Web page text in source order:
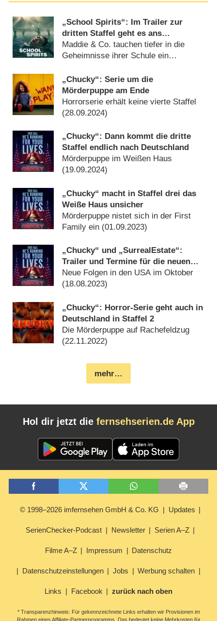
„School Spirits“: Im Trailer zur
dritten Staffel geht es ans
Eingemachte
Maddie & Co. tauchen tiefer in die
Geheimnisse ihrer Schule ein
„Chucky“: Serie um die
Mörderpuppe am Ende
Horrorserie erhält keine vierte Staffel
(28.09.2024)
„Chucky“: Dann kommt die dritte
Staffel endlich nach Deutschland
Mörderpuppe im Weißen Haus
(19.09.2024)
„Chucky“ macht in Staffel drei das
Weiße Haus unsicher
Mörderpuppe nistet sich in der First
Family ein (01.09.2023)
„Chucky“ und „SurrealEstate“:
Trailer und Termine für die neuen
Staffeln
Neue Folgen in den USA im Oktober
(18.08.2023)
„Chucky“: Horror-Serie geht auch in
Deutschland in Staffel 2
Die Mörderpuppe auf Rachefeldzug
(22.11.2022)
mehr…
Hol dir jetzt die fernsehserien.de App
© 1998–2026 imfernsehen GmbH & Co. KG Updates
SerienChecker-Podcast Newsletter Serien A–Z
Filme A–Z Impressum Datenschutz
Datenschutzeinstellungen Jobs Werbung schalten
Links Facebook zurück nach oben
* Transparenzhinweis: Für gekennzeichnete Links erhalten wir Provisionen im
Rahmen eines Affiliate-Partnerprogramms. Das bedeutet keine Mehrkosten für